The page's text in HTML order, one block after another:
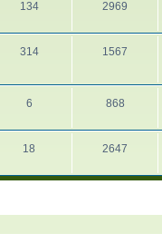
134 2969
314 1567
6 868
18 2647